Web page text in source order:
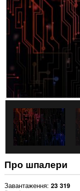
Про шпалери
Завантаження 23 319